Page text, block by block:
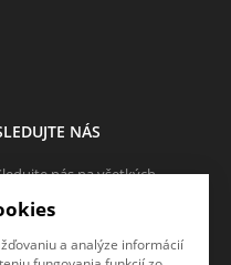
NÁS
nás na všetkých
a analýze informácií